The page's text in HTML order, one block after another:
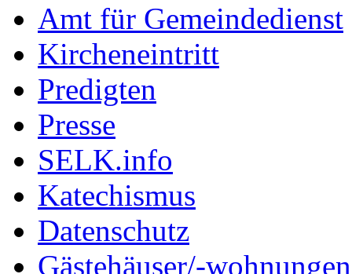
Amt für Gemeindedienst
Kircheneintritt
Predigten
Presse
SELK.info
Katechismus
Datenschutz
Gästehäuser/-wohnungen